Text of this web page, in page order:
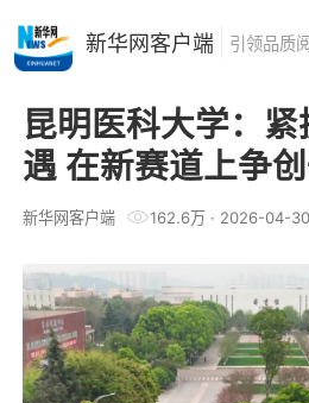
昆明医科大学：
遇 在新赛道上争
新华网客户端 162.6万· 2026-04-30
新华网客户端 引领品质